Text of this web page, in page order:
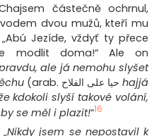
částečně ochrnul,
dvou mužů, kteří mu
Jezíde, vždyť ty přece
modlit doma!“ Ale on
ale já nemohu slyšet
hajjá
kdokoli slyší takové volání,
se měl i plazit!“16
Nikdy jsem se nepostavil k